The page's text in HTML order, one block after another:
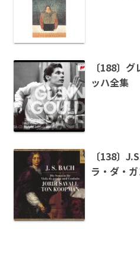
〔188〕
ッハ全集
〔138〕
ラ・ダ・